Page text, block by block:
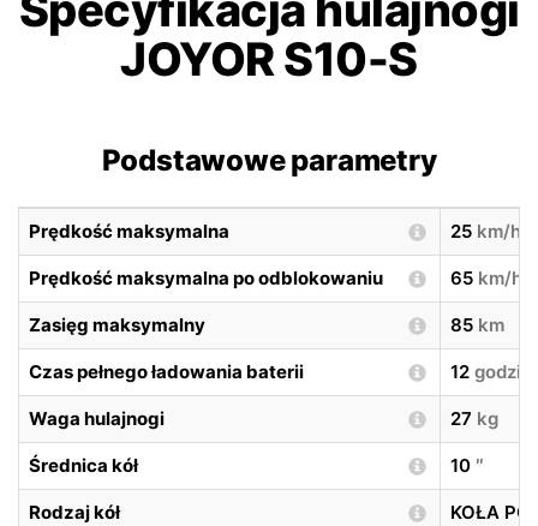
JOYOR S10-S
Podstawowe parametry
Prędkość maksymalna 25 km/h
Prędkość maksymalna po odblokowaniu 65 km/h
Zasięg maksymalny 85 km
Czas pełnego ładowania baterii 12 godzin
Waga hulajnogi 27 kg
Średnica kół 10 ″
Rodzaj kół KOŁA